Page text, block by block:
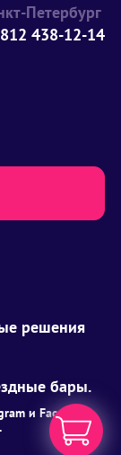
Петербург
438-12-14
решения
бары.
и Facebook